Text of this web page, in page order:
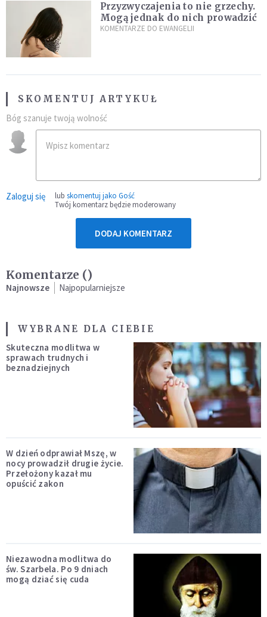
Przyzwyczajenia to nie grzechy.
Mogą jednak do nich prowadzić
KOMENTARZE DO EWANGELII
SKOMENTUJ ARTYKUŁ
Bóg szanuje twoją wolność
Zaloguj się lub skomentuj jako Gość
Twój komentarz będzie moderowany
DODAJ KOMENTARZ
Komentarze ()
Najnowsze Najpopularniejsze
WYBRANE DLA CIEBIE
Skuteczna modlitwa w
sprawach trudnych i
beznadziejnych
W dzień odprawiał Mszę, w
nocy prowadził drugie życie.
Przełożony kazał mu
opuścić zakon
Niezawodna modlitwa do
św. Szarbela. Po 9 dniach
mogą dziać się cuda